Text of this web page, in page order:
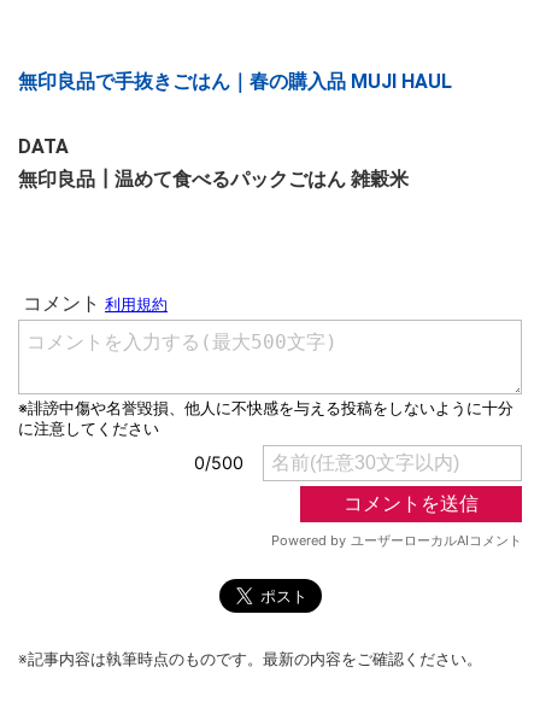
無印良品で手抜きごはん｜春の購入品 MUJI HAUL
DATA
無印良品┃温めて食べるパックごはん 雑穀米
※記事内容は執筆時点のものです。最新の内容をご確認ください。